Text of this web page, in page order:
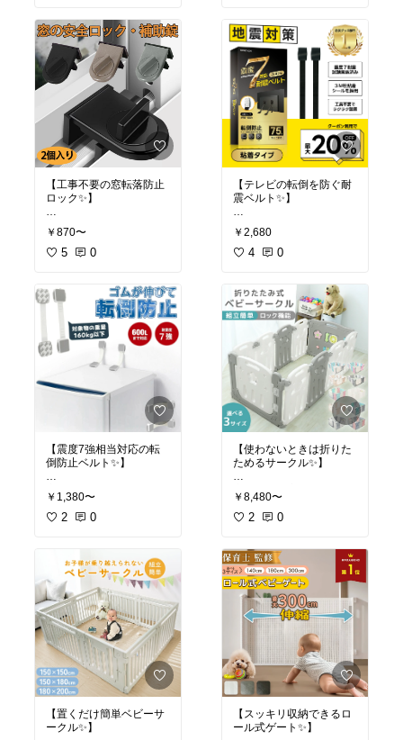
おねしょシーツの洗濯地
獄から解放されました🥰
夜のオムツ卒業までの心
強い味方です✨
#パンパース
#おやすみパ
ンツ #夜用オムツ #ワン
オペ育児 #オリジナル写
真
机、棚など守りたい場所
に合わせてカットして使
えますよ🙌
✅ 透明タイプで家具のデ
ザインを邪魔しない
✅ 2m・4m・6mから選べ
て必要な分だけ使える
✅ 衝撃を吸収するクッシ
ョンでケガを防止
✅ 強力両面テープ付きで
しっかり固定
✅ 取り外し可能で貼り直
しもラクラク
つかまり立ちやよちよち
の角に頭をぶつけないか
明だからインテリアの雰
囲気を損なわず、こっそ
り安全対策できるのがう
れしいポイント。保育園
でも使われる安心素材
で、大切な赤ちゃんをや
さしく守ってくれますよ
👶
#角の安
#ベビーガード #
育児便利グッズ #ワンオ
ペ育児
【工事不要の窓転落防止
ロック✨】
窓のサッシに取り付け
る、ツイストタイプのウ
ィンドウロック2個セッ
その日から子どもの転落
防止対策ができますよ🙌
✅ 2個セットで窓や引き
戸をしっかりガード
✅ ひねって固定するツイ
ストタイプで簡単操作
✅ 工事不要・取り付け簡
単で賃貸にもぴったり
✅ 子どもの転落防止と空
き巣対策を両立
✅ ペットの脱走防止にも
使える多用途設計
赤ちゃんが窓辺に手をか
ける姿を見ると、ヒヤッ
クで開く幅を制限してお
ます。防犯対策にもなる
ので、家族の安心を二重
に守ってくれる頼もしい
アイテムですよ👶
#窓の安全対策 #転落防止
#防犯グッズ #ベビーガー
ド #ワンオペ育児
￥870〜
5 0
【震度7強相当対応の転
倒防止ベルト✨】
穴あけ不要で設置でき
る、超強力タイプの家具
転倒防止ベルト2本セッ
の横滑り・転倒をしっか
り抑えてくれますよ🙌
✅ 震度7強相当対応の超
強力タイプ
✅ 9段階調節で家具の高
さに合わせやすい
✅ 穴あけ不要の粘着テー
プ設置で賃貸もOK
✅ 振動を吸収して落下・
転倒をブロック
✅ 冷蔵庫・タンスなど大
型家具にも安心の2本セ
ット
￥1,380〜
2 0
【置くだけ簡単ベビーサ
ークル✨】
対策でも迷わず選べま
す。角ガードとテープの
両方が使えるタイプなの
で、おうちの家具に合わ
せて自由にカバーできま
すよ👶
#コーナーガード #角の安
全対策 #保育士監修 #育
児便利グッズ
#ワンオペ
育児
転落や落下を防げる便利
なストッパーですよ🙌
✅ 窓を開けたまま固定で
きて換気も安心
✅ スリム設計で窓まわり
をスッキリ
✅ 簡単取付で賃貸・マン
ションにもぴったり
✅ 2個・4個から選べてお
うちの窓に対応
✅ 子どもの転落防止と防
犯対策を両立
暑い季節や湿気の多い日
は窓を開けておきたいけ
心配ですよね💦 これなら
で、風を通しながらでも
安心して過ごせます。ベ
ランダ側の窓にもおすす
めで、毎日の見守りをそ
っと支えてくれますよ👶
#窓の安全対策 #転落防止
#防犯グッズ #ベビーガー
ド
#子育て世帯
【テレビの転倒を防ぐ耐
震ベルト✨】
工具不要でラクに設置で
きる、テレビ用の耐震ベ
ルト2本セットです😊 耐
レビの転倒や落下もしっ
かり防いでくれますよ🙌
✅ 耐震度7対応でしっか
り地震対策
✅ 工具不要でラクラク設
置できる
✅ 75〜85インチの大型テ
レビにも対応
✅ 長さ調整可能で設置場
所を選ばない
✅ 食器棚など家具の転倒
防止にも使える2本セッ
ト
歩き始めの赤ちゃんは、
することもありますよね
いたら大惨事…。このベ
ルトでしっかり固定して
おけば、地震のときも普
段のいたずらのときも安
心です。おうちの安全対
策の総仕上げにおすすめ
#地震対策 #転倒防止
#赤
ちゃん安全対策 #防災グ
ッズ #子育て世帯
￥2,680
4 0
【使わないときは折りた
ためるサークル✨】
扉付きで自立する、折り
たたみ式ベビーサークル
です😊 置くだけで赤ちゃ
コンパクトにたためるの
がうれしいポイントです
よ🙌
✅ 折りたたみ式で使わな
いときはスッキリ収納
✅ 大人がまたがず通れる
扉付き&ドアロック機能
✅ 置くだけ自立でレイア
ウト変更も自由自在
✅ カラフルでかわいいデ
ザインがお部屋を明るく
✅ 赤ちゃんにもペットに
も使える柵として活躍
￥8,480〜
2 0
【スッキリ収納できるロ
ール式ゲート✨】